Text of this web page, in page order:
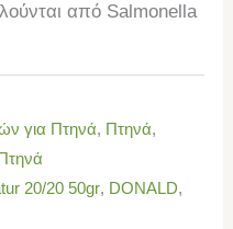
από Salmonella
για Πτηνά, Πτηνά,
20/20 50gr, DONALD,